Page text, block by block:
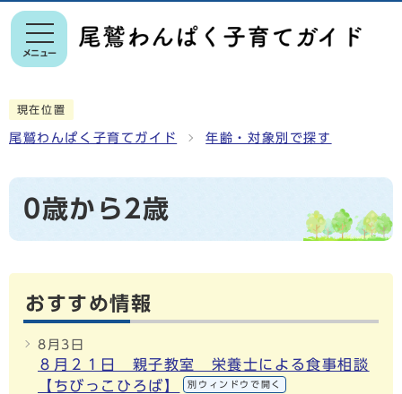
メニュー
現在位置
尾鷲わんぱく子育てガイド 年齢・対象別で探す
0歳から2歳
おすすめ情報
8月3日
８月２１日 親子教室 栄養士による食事相談
【ちびっこひろば】
別ウィンドウで開く